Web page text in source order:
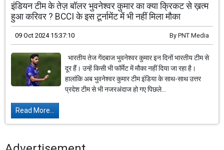
इंडियन टीम के तेज़ बॉलर भुवनेश्वर कुमार का क्या क्रिकट से ख़त्म
हुआ करिवर ? BCCI के इस टूर्नामेंट में भी नहीं मिला मौका
09 Oct 2024 15:37:10 By PNT Media
भारतीय तेज गेंदबाज भुवनेश्वर कुमार इन दिनों भारतीय टीम से
दूर हैं। उन्हें किसी भी फॉर्मेट में मौका नहीं दिया जा रहा है।
हालांकि अब भुवनेश्वर कुमार टीम इंडिया के साथ-साथ उत्तर
प्रदेश टीम से भी नजरअंदाज हो गए पिछले...
Read More...